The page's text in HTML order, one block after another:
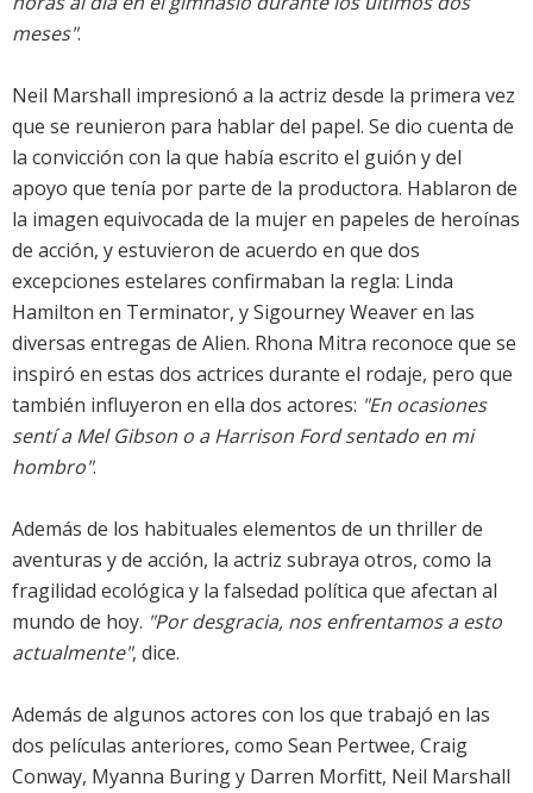
meses".
Neil Marshall impresionó a la actriz desde la primera vez
que se reunieron para hablar del papel. Se dio cuenta de
la convicción con la que había escrito el guión y del
apoyo que tenía por parte de la productora. Hablaron de
la imagen equivocada de la mujer en papeles de heroínas
de acción, y estuvieron de acuerdo en que dos
excepciones estelares confirmaban la regla: Linda
Hamilton en Terminator, y Sigourney Weaver en las
diversas entregas de Alien. Rhona Mitra reconoce que se
inspiró en estas dos actrices durante el rodaje, pero que
también influyeron en ella dos actores: "En ocasiones
sentí a Mel Gibson o a Harrison Ford sentado en mi
hombro".
Además de los habituales elementos de un thriller de
aventuras y de acción, la actriz subraya otros, como la
fragilidad ecológica y la falsedad política que afectan al
mundo de hoy. "Por desgracia, nos enfrentamos a esto
actualmente", dice.
Además de algunos actores con los que trabajó en las
dos películas anteriores, como Sean Pertwee, Craig
Conway, Myanna Buring y Darren Morfitt, Neil Marshall